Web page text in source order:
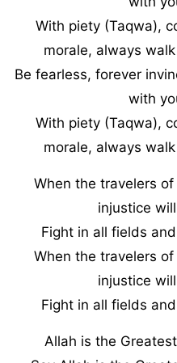
With piety (Taqwa),
morale, always
Be fearless, forever
with
With piety (Taqwa),
morale, always
When the travelers
injustice
Fight in all fields
When the travelers
injustice
Fight in all fields
Allah is the